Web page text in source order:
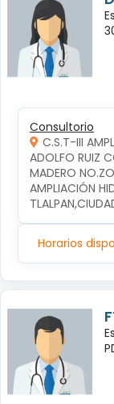
Consultorio
C.S.T-III
ADOLFO RUIZ
MADERO
AMPLIACIÓN
Horarios